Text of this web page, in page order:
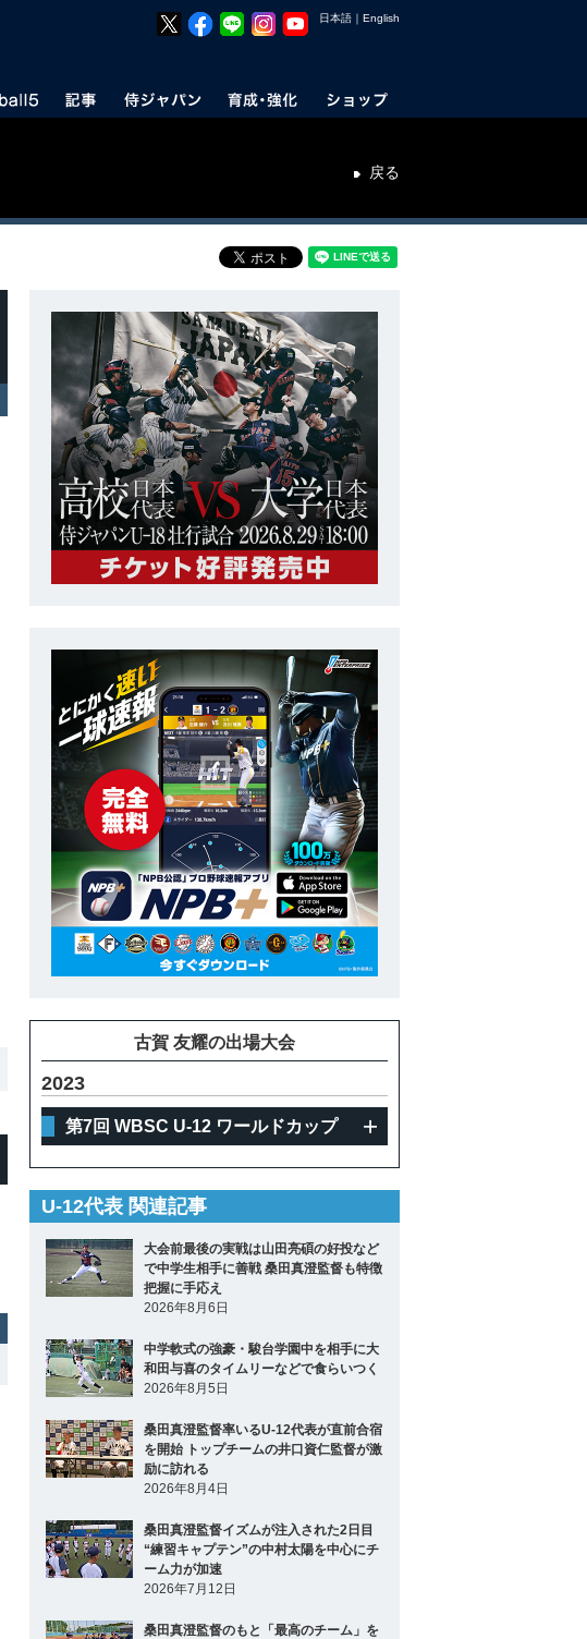
日本語 ｜ English
戻る
古賀 友耀の出場大会
2023
第7回 WBSC U-12 ワールドカップ
U-12代表 関連記事
大会前最後の実戦は山田亮碩の好投など
で中学生相手に善戦 桑田真澄監督も特徴
把握に手応え
2026年8月6日
中学軟式の強豪・駿台学園中を相手に大
和田与喜のタイムリーなどで食らいつく
2026年8月5日
桑田真澄監督率いるU-12代表が直前合宿
を開始 トップチームの井口資仁監督が激
励に訪れる
2026年8月4日
桑田真澄監督イズムが注入された2日目
“練習キャプテン”の中村太陽を中心にチ
ーム力が加速
2026年7月12日
桑田真澄監督のもと「最高のチーム」を